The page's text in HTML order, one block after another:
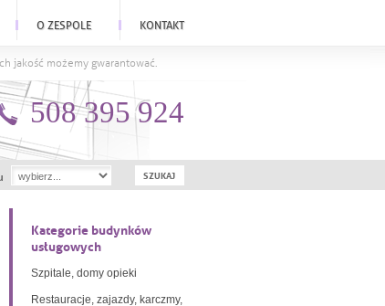
O ZESPOLE KONTAKT
jakość możemy gwarantować.
508 395 924
Kategorie budynków
usługowych
Szpitale, domy opieki
Restauracje, zajazdy, karczmy,